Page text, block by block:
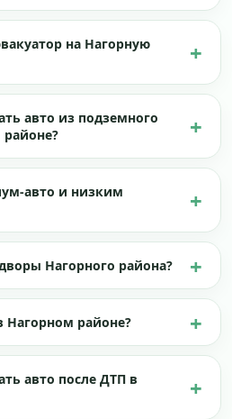
на Нагорную
авто из подземного
авто и низким
Нагорного района?
Нагорном районе?
авто после ДТП в